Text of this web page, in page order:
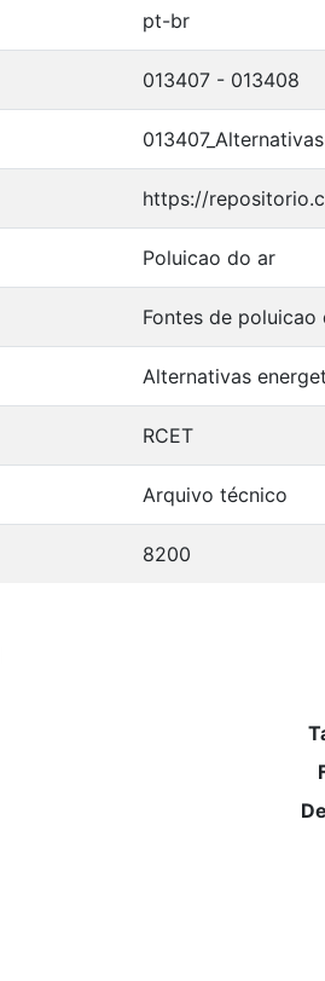
pt-br
013407 - 013408
https://
Poluicao do ar
Fontes de poluicao
Alternativas
RCET
Arquivo técnico
8200